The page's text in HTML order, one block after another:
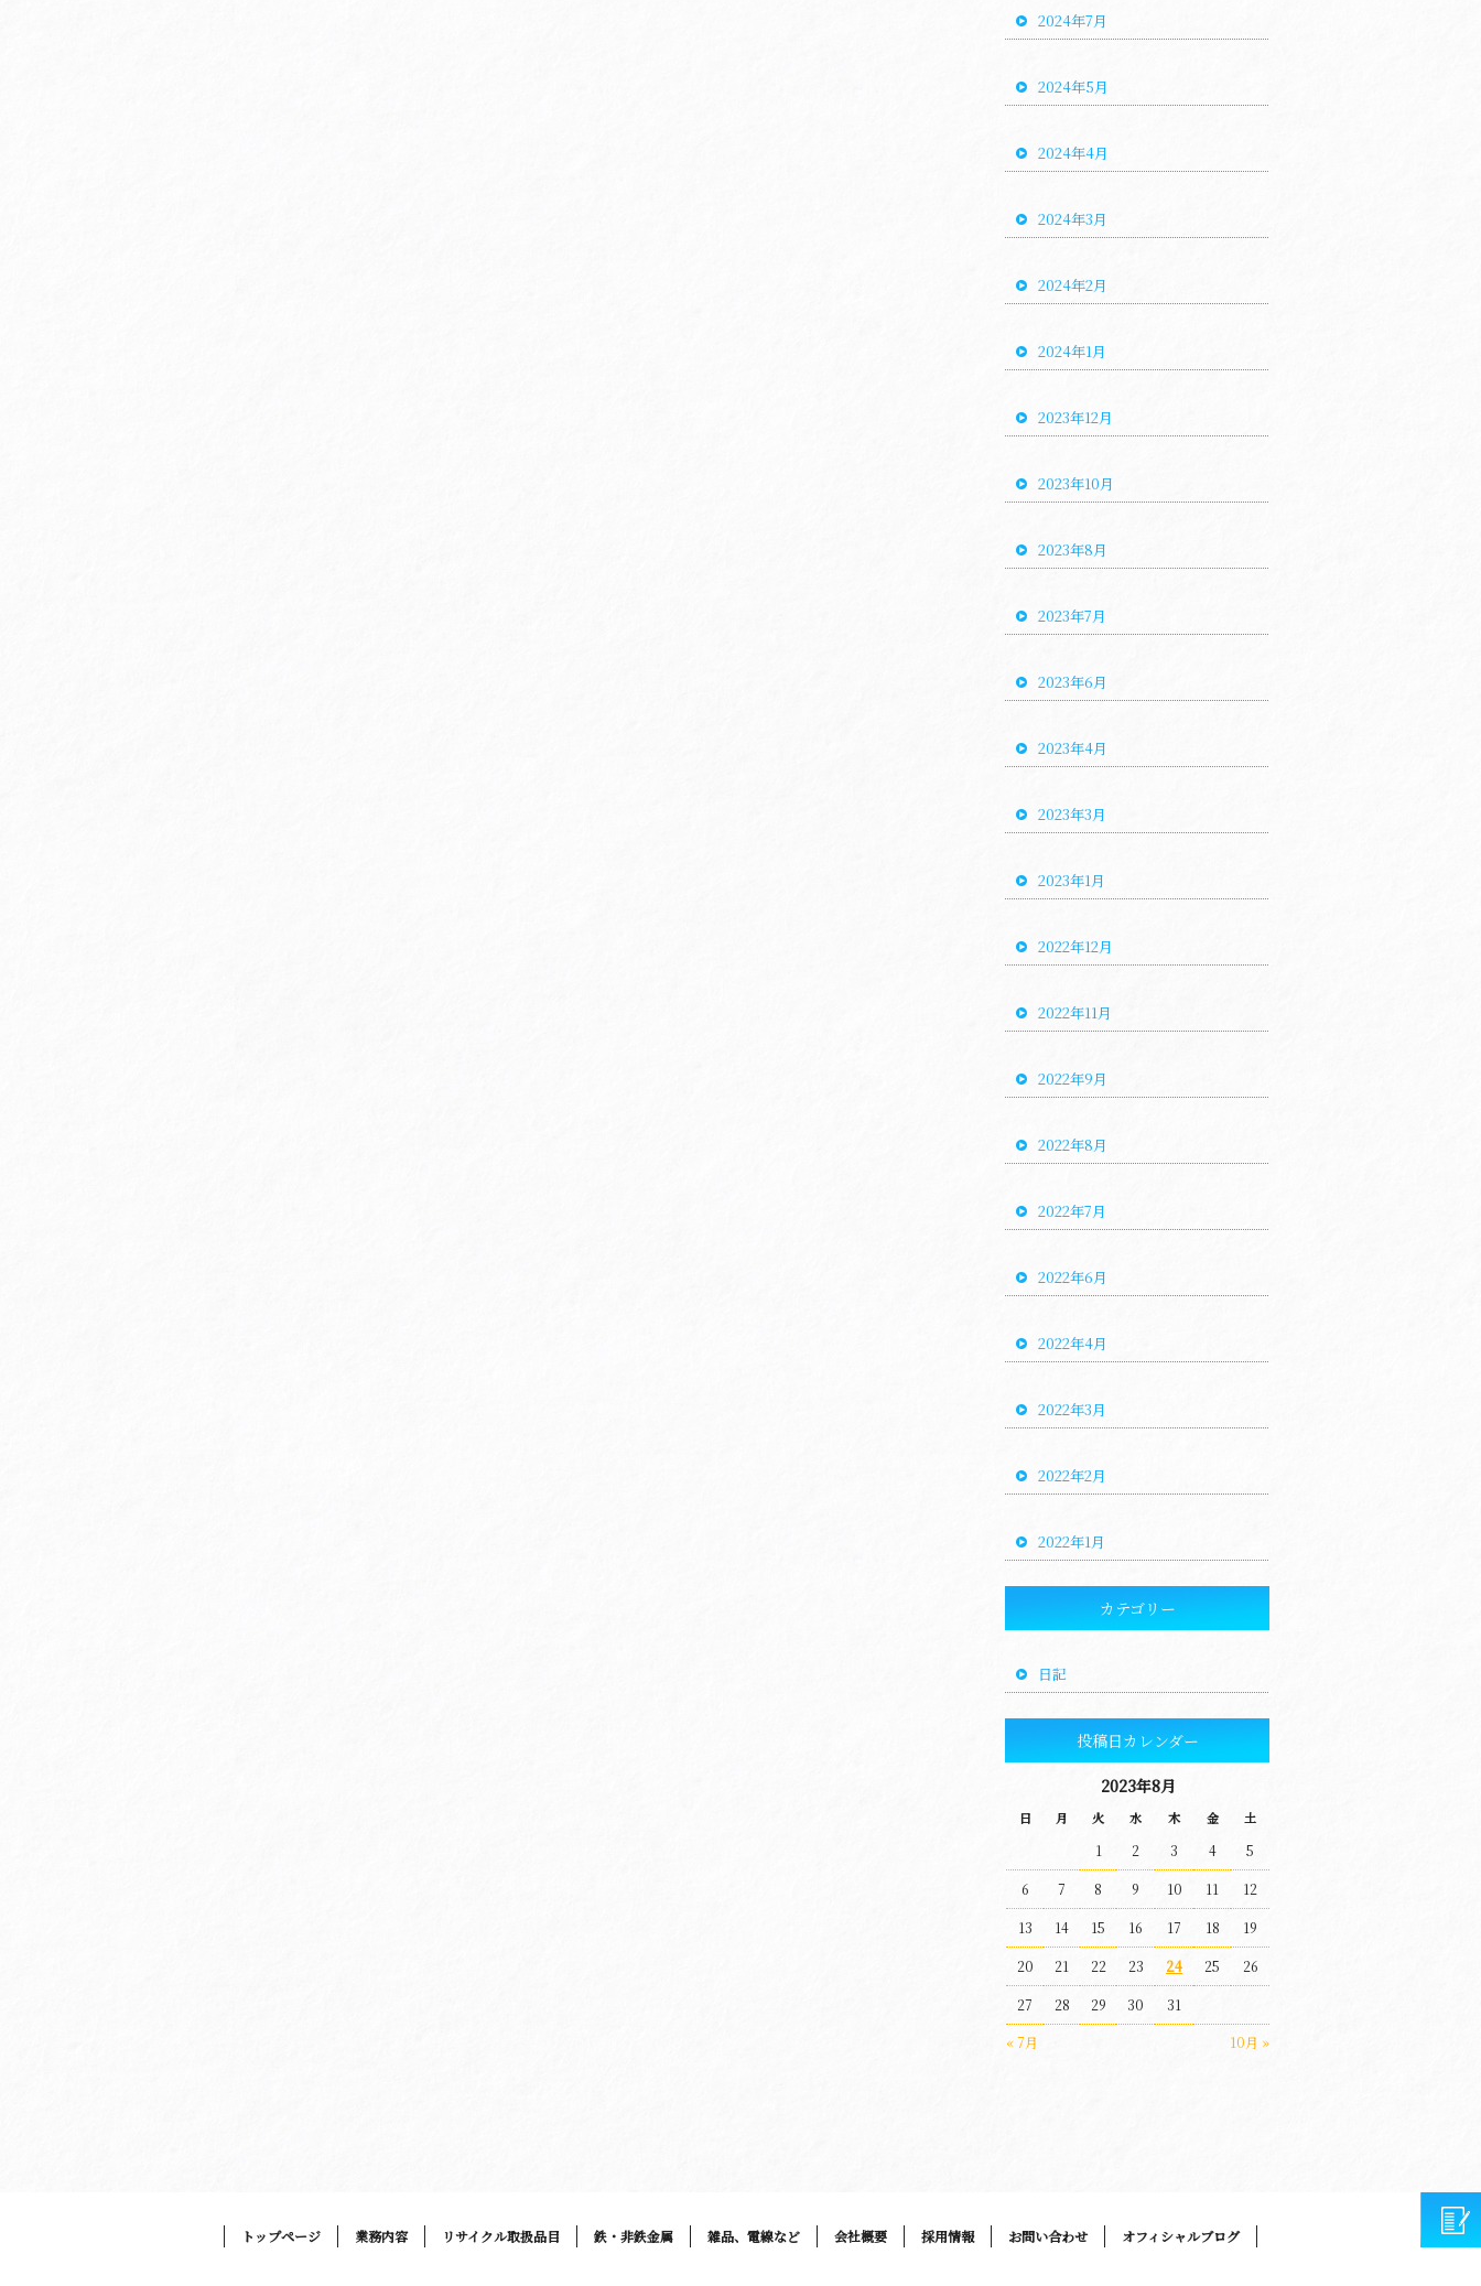
2024年7月
2024年5月
2024年4月
2024年3月
2024年2月
2024年1月
2023年12月
2023年10月
2023年8月
2023年7月
2023年6月
2023年4月
2023年3月
2023年1月
2022年12月
2022年11月
2022年9月
2022年8月
2022年7月
2022年6月
2022年4月
2022年3月
2022年2月
2022年1月
カテゴリー
日記
投稿日カレンダー
2023年8月
日 月 火 水 木 金 土
« 7月 10月 »
1 2 3 4 5
6 7 8 9 10 11 12
13 14 15 16 17 18 19
20 21 22 23 24 25 26
27 28 29 30 31
トップページ 業務内容 リサイクル取扱品目 鉄・非鉄金属 雑品、電線など 会社概要 採用情報 お問い合わせ オフィシャルブログ